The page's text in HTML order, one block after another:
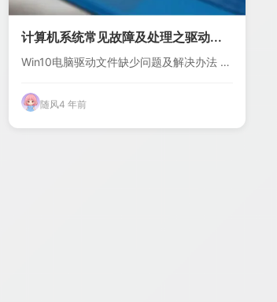
计算机系统常见故障及处理之驱动...
Win10电脑驱动文件缺少问题及解决办法 1.
随风4 年前